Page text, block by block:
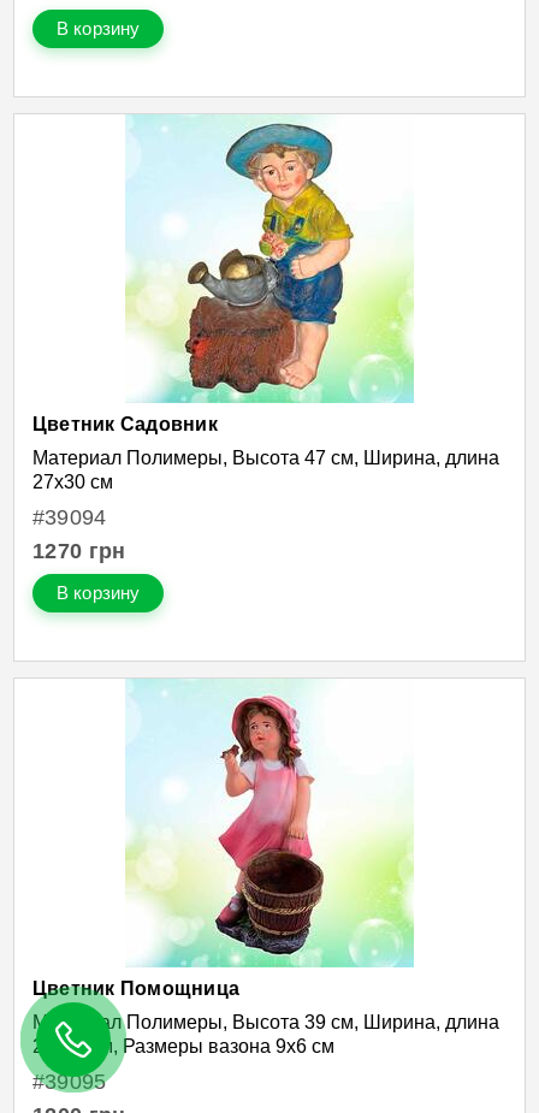
В корзину
Цветник Садовник
Материал Полимеры, Высота 47 см, Ширина, длина
27х30 см
#39094
1270 грн
В корзину
Цветник Помощница
Материал Полимеры, Высота 39 см, Ширина, длина
20х15 см, Размеры вазона 9х6 см
#39095